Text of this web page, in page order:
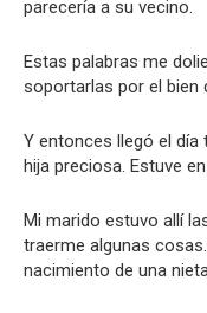
parecería a su vecino.
Estas palabras me
soportarlas por el bien
Y entonces llegó el día
hija preciosa. Estuve
Mi marido estuvo allí
traerme algunas
nacimiento de una